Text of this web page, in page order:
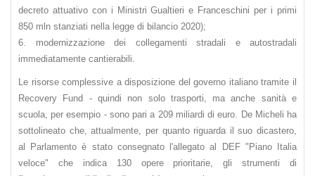
decreto attuativo con i Ministri Gualtieri e Franceschini per i primi
850 mln stanziati nella legge di bilancio 2020);
6. modernizzazione dei collegamenti stradali e autostradali
immediatamente cantierabili.
Le risorse complessive a disposizione del governo italiano tramite il
Recovery Fund - quindi non solo trasporti, ma anche sanità e
scuola, per esempio - sono pari a 209 miliardi di euro. De Micheli ha
sottolineato che, attualmente, per quanto riguarda il suo dicastero,
al Parlamento è stato consegnato l'allegato al DEF "Piano Italia
veloce" che indica 130 opere prioritarie, gli strumenti di